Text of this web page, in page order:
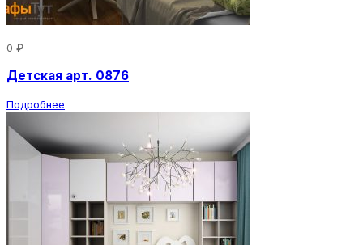
0 ₽
Детская арт. 0876
Подробнее